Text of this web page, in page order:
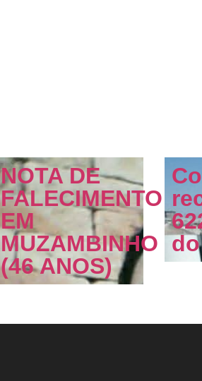
NOTA DE
FALECIMENTO
EM
MUZAMBINHO
(46 ANOS)